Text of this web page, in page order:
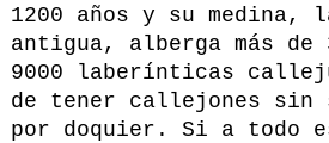
1200 años y su medina,
antigua, alberga más
9000 laberínticas
de tener callejones sin
por doquier. Si a todo